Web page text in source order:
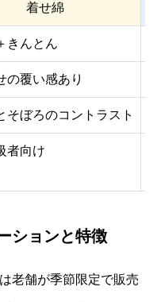
着せ綿
きんとん
の覆い感あり
そぼろのコントラスト
者向け
ションと特徴
老舗が季節限定で販売